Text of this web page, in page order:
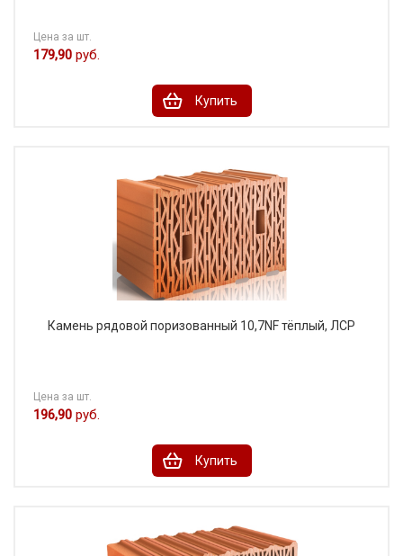
Цена за шт.
179,90 руб.
Купить
Камень рядовой поризованный 10,7NF тёплый, ЛСР
Цена за шт.
196,90 руб.
Купить